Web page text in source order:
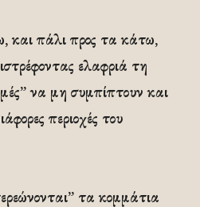
και πάλι προς τα κάτω,
ελαφριά τη
να μη συμπίπτουν και
περιοχές του
τα κομμάτια